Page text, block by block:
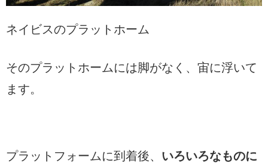
ネイビスのプラットホーム
そのプラットホームには脚がなく、宙に浮いて
ます。
プラットフォームに到着後、 いろいろなものに